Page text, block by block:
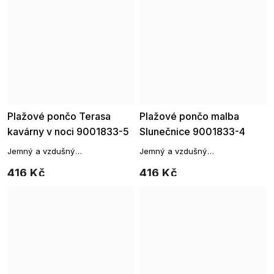
Plažové pončo Terasa
kavárny v noci 9001833-5
416 Kč
Jemný a vzdušný
originální přehoz přes vaše
Plažové pončo malba
Slunečnice 9001833-4
416 Kč
Jemný a vzdušný
originální přehoz přes vaše